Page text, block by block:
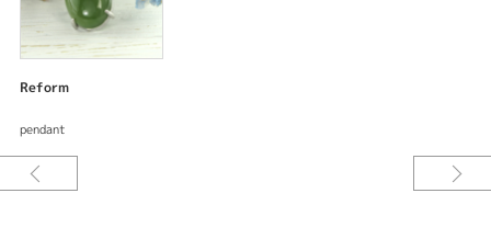
ご要望をお伺いしながらデザインしてサンプル〈レジン〉を試着できる。何
度でも修正出来て試着できるので出来上がりの満足度が違う。安心してオー
ジュエリーをコンセプトにデザイン制作しています。大ぶりの宝石もシンプ
ルに制作するしてジュエリーリフォームすることで着けやすいデイリージュ
エリーに生まれ変わります。[久留米市]
Reform
pendant